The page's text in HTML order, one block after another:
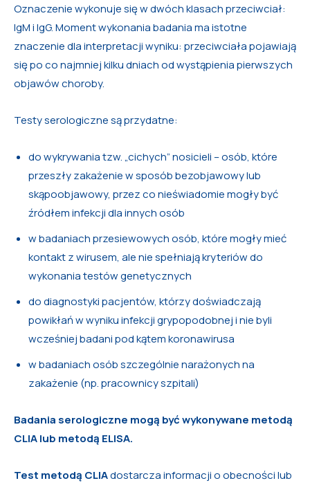
Oznaczenie wykonuje się w dwóch klasach przeciwciał:
IgM i IgG. Moment wykonania badania ma istotne
znaczenie dla interpretacji wyniku: przeciwciała pojawiają
się po co najmniej kilku dniach od wystąpienia pierwszych
objawów choroby.
Testy serologiczne są przydatne:
do wykrywania tzw. „cichych” nosicieli – osób, które
przeszły zakażenie w sposób bezobjawowy lub
skąpoobjawowy, przez co nieświadomie mogły być
źródłem infekcji dla innych osób
w badaniach przesiewowych osób, które mogły mieć
kontakt z wirusem, ale nie spełniają kryteriów do
wykonania testów genetycznych
do diagnostyki pacjentów, którzy doświadczają
powikłań w wyniku infekcji grypopodobnej i nie byli
wcześniej badani pod kątem koronawirusa
w badaniach osób szczególnie narażonych na
zakażenie (np. pracownicy szpitali)
Badania serologiczne mogą być wykonywane metodą
CLIA lub metodą ELISA.
Test metodą CLIAdostarcza informacji o obecności lub